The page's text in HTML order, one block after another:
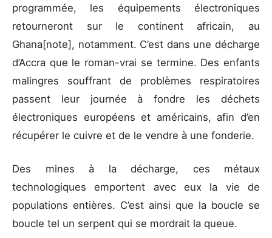
programmée, les équipements électroniques
retourneront sur le continent africain, au
Ghana[note], notamment. C’est dans une décharge
d’Accra que le roman-vrai se termine. Des enfants
malingres souffrant de problèmes respiratoires
passent leur journée à fondre les déchets
électroniques européens et américains, afin d’en
récupérer le cuivre et de le vendre à une fonderie.
Des mines à la décharge, ces métaux
technologiques emportent avec eux la vie de
populations entières. C’est ainsi que la boucle se
boucle tel un serpent qui se mordrait la queue.